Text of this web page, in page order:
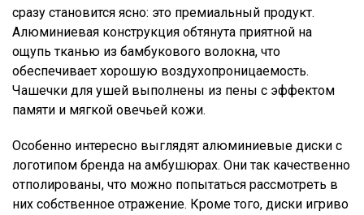
сразу становится ясно: это премиальный продукт.
Алюминиевая конструкция обтянута приятной на
ощупь тканью из бамбукового волокна, что
обеспечивает хорошую воздухопроницаемость.
Чашечки для ушей выполнены из пены с эффектом
памяти и мягкой овечьей кожи.
Особенно интересно выглядят алюминиевые диски с
логотипом бренда на амбушюрах. Они так качественно
отполированы, что можно попытаться рассмотреть в
них собственное отражение. Кроме того, диски игриво